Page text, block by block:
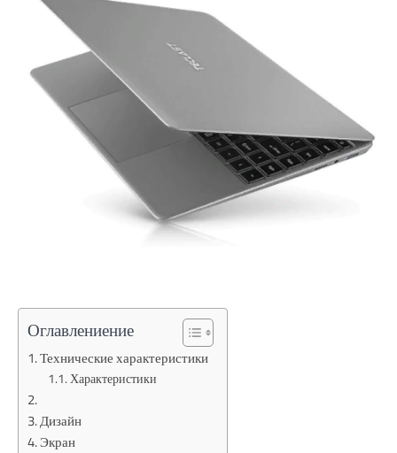
Оглавлениение
Технические характеристики
Характеристики
Дизайн
Экран